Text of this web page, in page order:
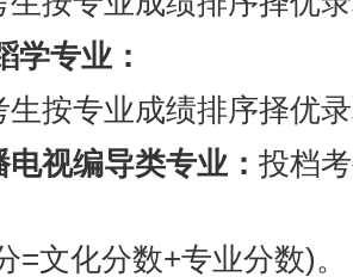
专业：
专业成绩排序择优
视编导类专业： 投档
化分数+专业分数)。